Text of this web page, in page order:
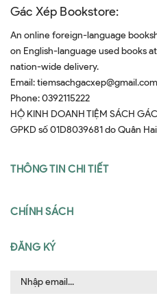
Gác Xép Bookstore:
An online foreign-language
on English-language used books
nation-wide delivery.
Email:tiemsachgacxep@gmail.com
Phone:0392115222
HỘ KINH DOANH TIỆM SÁCH
GPKD số 01D8039681 do Quân
THÔNG TIN CHI TIẾT
CHÍNH SÁCH
ĐĂNG KÝ